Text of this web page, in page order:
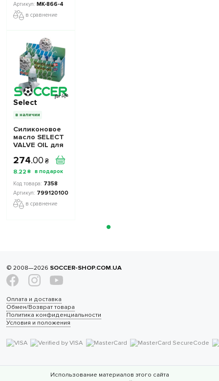
МК-866-4
в сравнение
Select
в наличии
Силиконовое
масло SELECT
VALVE OIL для
274.00 ₴
8.22 ₴
7358
7991201000
в сравнение
© 2008—2026 SOCCER-SHOP.COM.UA
Оплата и доставка
Обмен/Возврат товара
Политика конфиденциальности
Условия и положения
Использование материалов этого сайта